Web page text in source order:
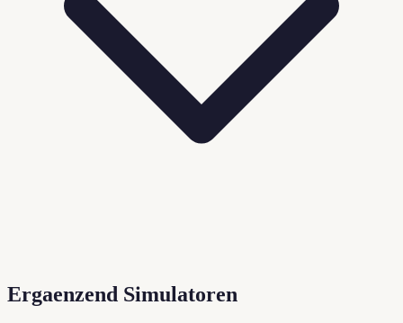
Ergaenzend Simulatoren